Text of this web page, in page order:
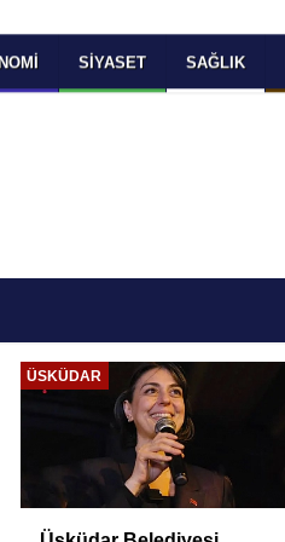
WOULD TO READ
DİLİ SEÇİNİZ
Powered by
Translate
SIYASET SAĞLIK
ÜSKÜDAR